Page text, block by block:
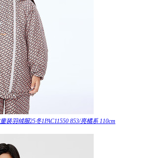
装羽绒服25冬1PAC11550 853/亮橘系 110cm